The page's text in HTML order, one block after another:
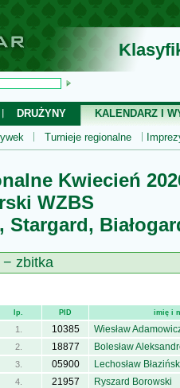
DRUŻYNY
KALENDARZ I
Turnieje regionalne
Kwiecień
WZBS
− zbitka
lp. PID imię i
1. 10385 Wiesław
2. 18877 Bolesław
3. 05900 Lechosław
4. 21957 Ryszard Borowski